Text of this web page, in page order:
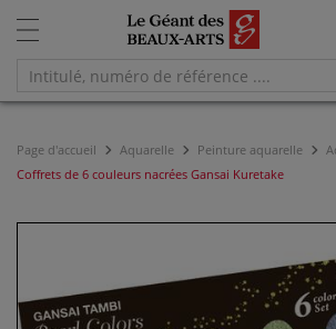
Page d'accueil Aquarelle Peinture aquarelle
Coffrets de 6 couleurs nacrées Gansai Kuretake